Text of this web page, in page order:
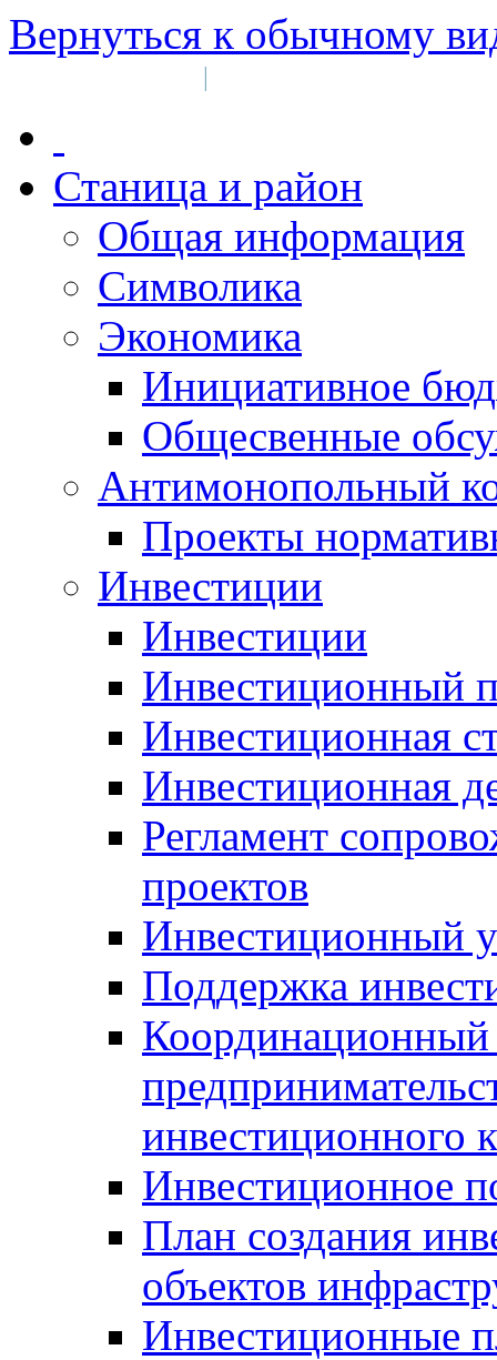
Вернуться к обычному
|
Станица и район
Общая информация
Символика
Экономика
Инициативное
Общесвенные
Антимонопольный
Проекты
Инвестиции
Инвестиции
Инвестиционный
Инвестиционная
Инвестиционная
Регламент
проектов
Инвестиционный
Поддержка
Координационный
инвестиционного
Инвестиционное
План создания
объектов
Инвестиционные